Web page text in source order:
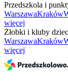
Przedszkola i
WarszawaKraków
więcej
Żłobki i kluby
WarszawaKraków
więcej